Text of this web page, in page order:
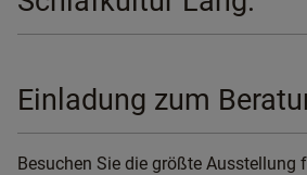
Einladung zum
Besuchen Sie die größte Ausstellung